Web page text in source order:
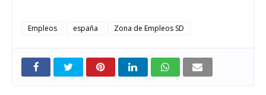
Empleos españa Zona de Empleos SD